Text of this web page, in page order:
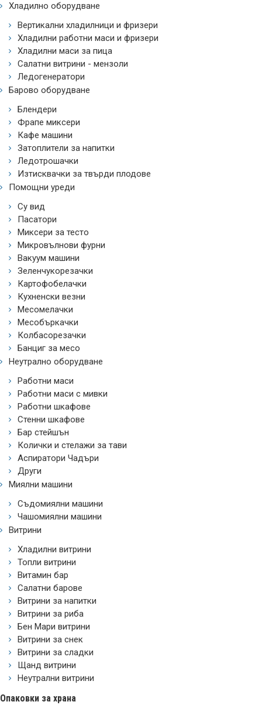
Хладилно оборудване
Вертикални хладилници и фризери
Хладилни работни маси и фризери
Хладилни маси за пица
Салатни витрини - мензоли
Ледогенератори
Барово оборудване
Блендери
Фрапе миксери
Кафе машини
Затоплители за напитки
Ледотрошачки
Изтисквачки за твърди плодове
Помощни уреди
Су вид
Пасатори
Миксери за тесто
Микровълнови фурни
Вакуум машини
Зеленчукорезачки
Картофобелачки
Кухненски везни
Месомелачки
Месобъркачки
Колбасорезачки
Банциг за месо
Неутрално оборудване
Работни маси
Работни маси с мивки
Работни шкафове
Стенни шкафове
Бар стейшън
Колички и стелажи за тави
Аспиратори Чадъри
Други
Миялни машини
Съдомиялни машини
Чашомиялни машини
Витрини
Хладилни витрини
Топли витрини
Витамин бар
Салатни барове
Витрини за напитки
Витрини за риба
Бен Мари витрини
Витрини за снек
Витрини за сладки
Щанд витрини
Неутрални витрини
Опаковки за храна